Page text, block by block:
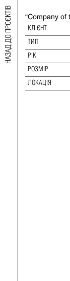
НАЗАД ДО ПРОЄКТІВ
2020
ТИП:
РІК:
РОЗМІР:
ЛОКАЦІЯ:
“Company of
КЛІЄНТ
ТИП
РІК
РОЗМІР
ЛОКАЦІЯ